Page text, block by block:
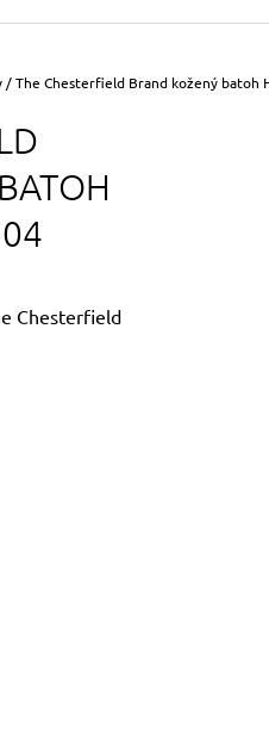
/The Chesterfield Brand kožený batoh
Chesterfield